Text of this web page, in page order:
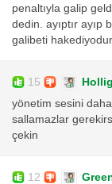
penaltıyla galip
dedin. ayıptır ayıp
galibeti
15
yönetim sesini
sallamazlar
çekin
12